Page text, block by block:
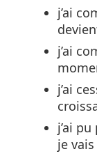
j’ai
j’ai
j’ai
j’ai
je